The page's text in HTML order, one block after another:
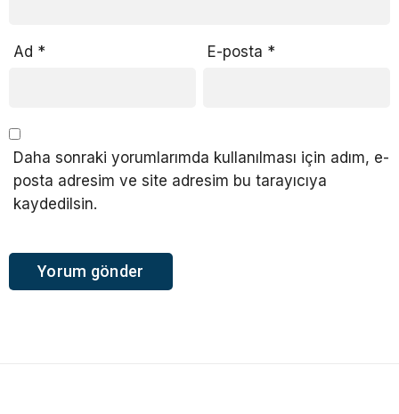
Ad * E-posta *
Daha sonraki yorumlarımda kullanılması için adım, e-
posta adresim ve site adresim bu tarayıcıya
kaydedilsin.